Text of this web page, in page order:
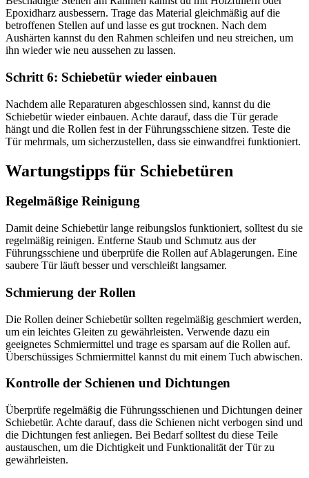
Epoxidharz ausbessern. Trage das Material gleichmäßig auf die
betroffenen Stellen auf und lasse es gut trocknen. Nach dem
Aushärten kannst du den Rahmen schleifen und neu streichen, um
ihn wieder wie neu aussehen zu lassen.
Schritt 6: Schiebetür wieder einbauen
Nachdem alle Reparaturen abgeschlossen sind, kannst du die
Schiebetür wieder einbauen. Achte darauf, dass die Tür gerade
hängt und die Rollen fest in der Führungsschiene sitzen. Teste die
Tür mehrmals, um sicherzustellen, dass sie einwandfrei funktioniert.
Wartungstipps für Schiebetüren
Regelmäßige Reinigung
Damit deine Schiebetür lange reibungslos funktioniert, solltest du sie
regelmäßig reinigen. Entferne Staub und Schmutz aus der
Führungsschiene und überprüfe die Rollen auf Ablagerungen. Eine
saubere Tür läuft besser und verschleißt langsamer.
Schmierung der Rollen
Die Rollen deiner Schiebetür sollten regelmäßig geschmiert werden,
um ein leichtes Gleiten zu gewährleisten. Verwende dazu ein
geeignetes Schmiermittel und trage es sparsam auf die Rollen auf.
Überschüssiges Schmiermittel kannst du mit einem Tuch abwischen.
Kontrolle der Schienen und Dichtungen
Überprüfe regelmäßig die Führungsschienen und Dichtungen deiner
Schiebetür. Achte darauf, dass die Schienen nicht verbogen sind und
die Dichtungen fest anliegen. Bei Bedarf solltest du diese Teile
austauschen, um die Dichtigkeit und Funktionalität der Tür zu
gewährleisten.